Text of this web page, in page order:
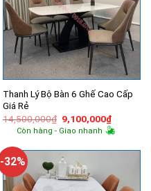
Thanh Lý Bộ Bàn 6 Ghế Cao Cấp
Giá Rẻ
14,500,000₫ Giá
gốc
là:
9,100,000₫Giá
hiện
tại
Còn hàng - Giao nhanh
-32%